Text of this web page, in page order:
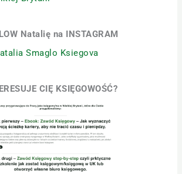
Natalię na INSTAGRAM
CIĘ KSIĘGOWOŚĆ?